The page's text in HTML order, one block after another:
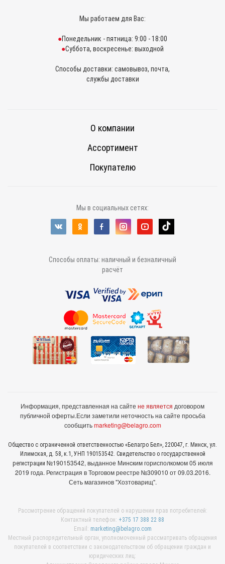
Мы работаем для Вас:
Понедельник - пятница: 9:00 - 18:00
Суббота, воскресенье: выходной
Способы доставки: самовывоз, почта,
службы доставки
О компании
Ассортимент
Покупателю
Мы в социальных сетях:
Способы оплаты: наличный и безналичный
расчёт
Информация, представленная на сайте не является договором
публичной оферты.Если заметили неточность на сайте просьба
сообщитьmarketing@belagro.com
Общество с ограниченной ответственностью «Белагро Бел», 220047, г. Минск, ул.
Илимская, д. 58, к.1, УНП 190153542. Свидетельство о государственной
регистрации №190153542, выданное Минcким горисполкомом 05 июля
2019 года. Регистрация в Торговом реестре №309010 от 09.03.2016.
Сеть магазинов "Хозтоварищ".
Рассмотрение обращений покупателей о нарушении прав потребителей:
Контактный телефон: +375 17 388 22 88
Email: marketing@belagro.com
Местный распорядительный орган, уполномоченный рассматривать обращения
покупателей в соответствии с законодательством об обращении граждан и
юридических лиц: